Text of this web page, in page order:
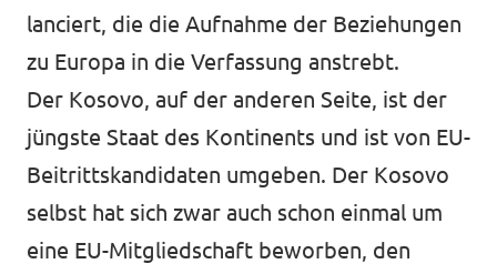
lanciert, die die Aufnahme der Beziehungen
zu Europa in die Verfassung anstrebt.
Der Kosovo, auf der anderen Seite, ist der
jüngste Staat des Kontinents und ist von EU-
Beitrittskandidaten umgeben. Der Kosovo
selbst hat sich zwar auch schon einmal um
eine EU-Mitgliedschaft beworben, den